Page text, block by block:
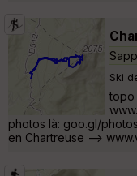
Ski
topo
photos là: goo.gl/
en Chartreuse -->